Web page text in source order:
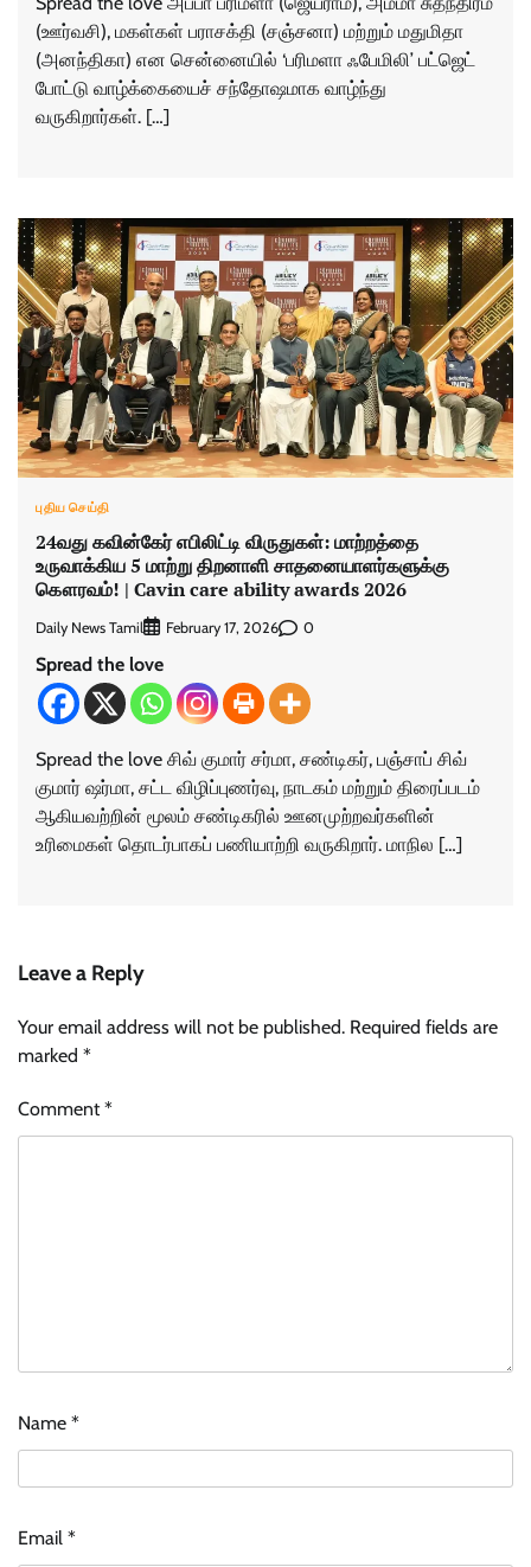
(ஊர்வசி), மகள்கள் பராசக்தி (சஞ்சனா) மற்றும் மதுமிதா
(அனந்திகா) என சென்னையில் ‘பரிமளா ஃபேமிலி’ பட்ஜெட்
போட்டு வாழ்க்கையைச் சந்தோஷமாக வாழ்ந்து
வருகிறார்கள். […]
புதிய செய்தி
24வது கவின்கேர் எபிலிட்டி விருதுகள்: மாற்றத்தை
உருவாக்கிய 5 மாற்று திறனாளி சாதனையாளர்களுக்கு
கௌரவம்! | Cavin care ability awards 2026
Daily News Tamil February 17, 2026 0
Spread the love
Spread the love சிவ் குமார் சர்மா, சண்டிகர், பஞ்சாப் சிவ்
குமார் ஷர்மா, சட்ட விழிப்புணர்வு, நாடகம் மற்றும் திரைப்படம்
ஆகியவற்றின் மூலம் சண்டிகரில் ஊனமுற்றவர்களின்
உரிமைகள் தொடர்பாகப் பணியாற்றி வருகிறார். மாநில […]
Leave a Reply
Your email address will not be published. Required fields are
marked *
Comment*
Name *
Email *